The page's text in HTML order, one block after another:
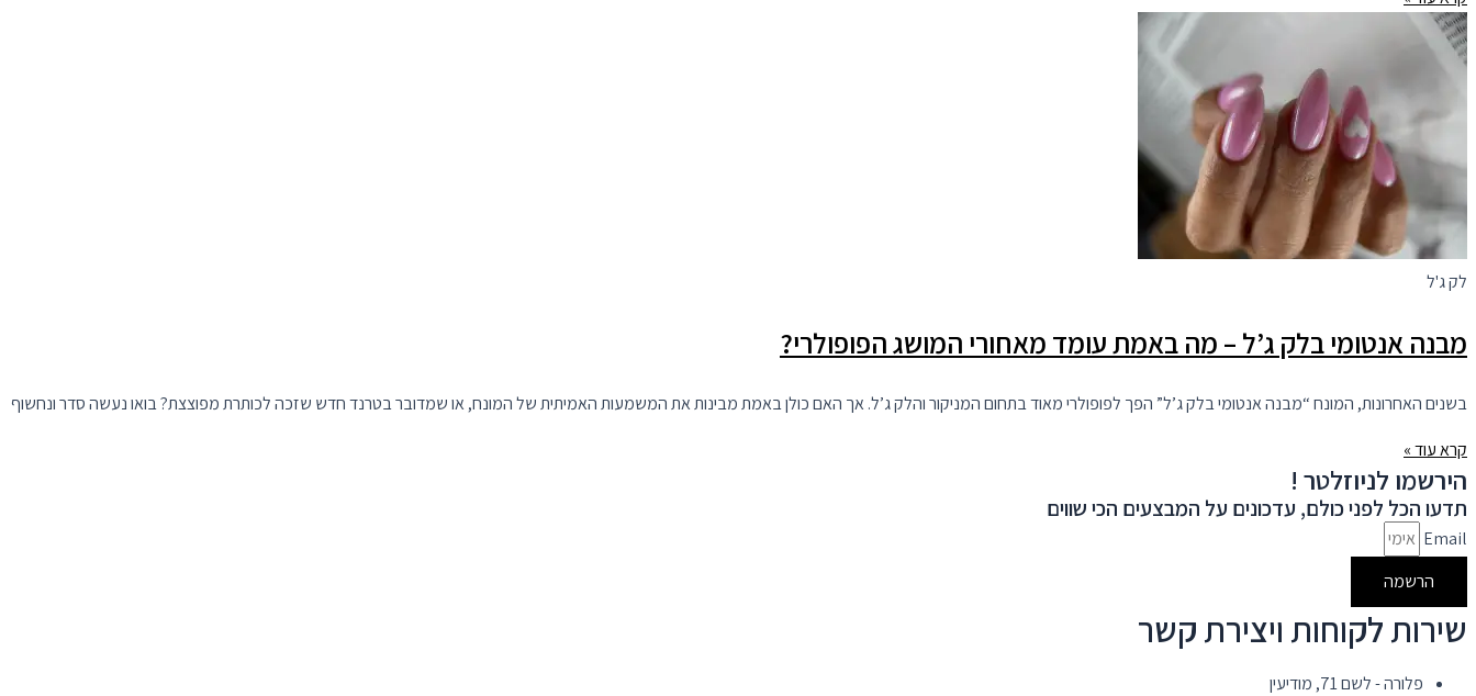
לק ג'ל
מבנה אנטומי בלק ג’ל – מה באמת עומד מאחורי המושג הפופולרי?
בשנים האחרונות, המונח “מבנה אנטומי בלק ג’ל” הפך לפופולרי מאוד בתחום המניקור והלק ג’ל. אך האם כולן באמת מבינות את המשמעות האמיתית של המונח, או שמדובר בטרנד חדש שזכה לכותרת מפוצצת? בואו נעשה סדר ונחשוף
קרא עוד »
הירשמו לניוזלטר !
תדעו הכל לפני כולם, עדכונים על המבצעים הכי שווים
Email
הרשמה
שירות לקוחות ויצירת קשר
פלורה - לשם 71, מודיעין